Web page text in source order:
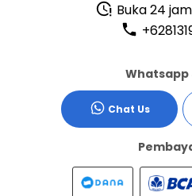
Buka 24
Whatsapp
Chat Us